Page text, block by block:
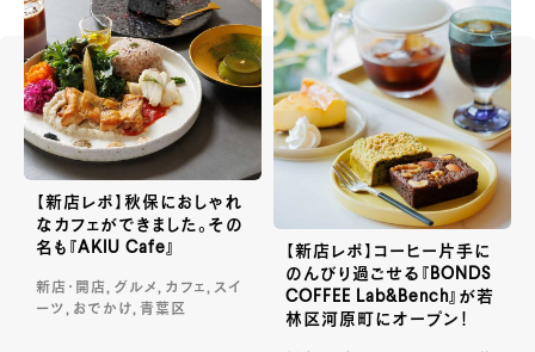
【新店レポ】秋保におしゃれ
なカフェができました。その
名も『AKIU Cafe』
新店・開店, グルメ, カフェ, スイ
ーツ, おでかけ, 青葉区
【新店レポ】コーヒー片手に
のんびり過ごせる『BONDS
COFFEE Lab&Bench』が若
林区河原町にオープン！